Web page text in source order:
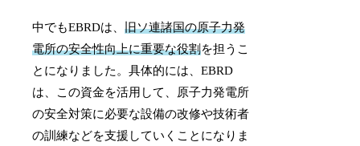
中でもEBRDは、旧ソ連諸国の原子力発
電所の安全性向上に重要な役割を担うこ
とになりました。具体的には、EBRD
は、この資金を活用して、原子力発電所
の安全対策に必要な設備の改修や技術者
の訓練などを支援していくことになりま